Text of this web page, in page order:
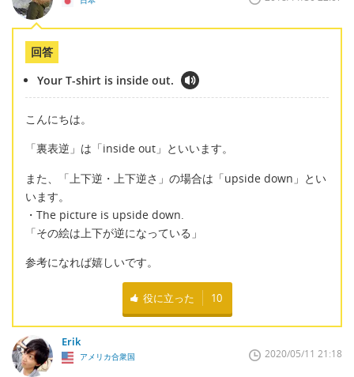
回答
Your T-shirt is inside out.
こんにちは。
「裏表逆」は「inside out」といいます。
また、「上下逆・上下逆さ」の場合は「upside down」とい
います。
・The picture is upside down.
「その絵は上下が逆になっている」
参考になれば嬉しいです。
役に立った 10
Erik
アメリカ合衆国 2020/05/11 21:18